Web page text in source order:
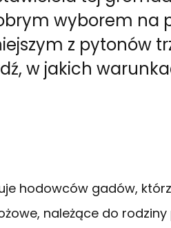
wyborem na
z pytonów
w jakich
hodowców gadów,
należące do